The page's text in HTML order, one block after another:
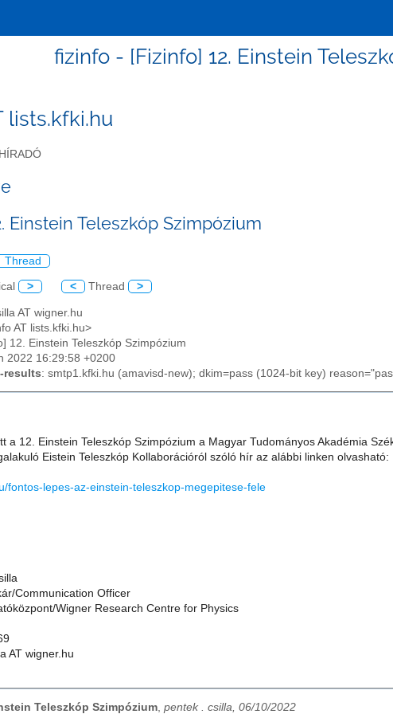
fizinfo - [Fizinfo] 12. Einstein
lists.kfki.hu
Einstein Teleszkóp Szimpózium
Thread
> < Thread >
AT wigner.hu
AT lists.kfki.hu>
12. Einstein Teleszkóp Szimpózium
2022 16:29:58 +0200
results: smtp1.kfki.hu (amavisd-new); dkim=pass (1024-bit key)
a 12. Einstein Teleszkóp Szimpózium a Magyar Tudományos Akadémia
Eistein Teleszkóp Kollaborációról szóló hír az alábbi linken olvasható:
fontos-lepes-az-einstein-teleszkop-megepitese-fele
Communication Officer
Wigner Research Centre for Physics
AT wigner.hu
Teleszkóp Szimpózium, pentek . csilla, 06/10/2022